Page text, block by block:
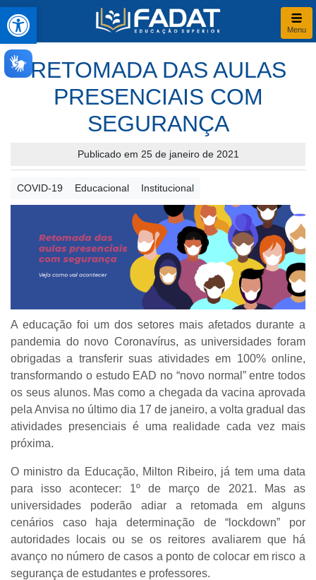
Abrir a barra de ferramentas
Menu
RETOMADA DAS AULAS
PRESENCIAIS COM
SEGURANÇA
Publicado em 25 de janeiro de 2021
COVID-19 Educacional Institucional
A educação foi um dos setores mais afetados durante a
pandemia do novo Coronavírus, as universidades foram
obrigadas a transferir suas atividades em 100% online,
transformando o estudo EAD no “novo normal” entre todos
os seus alunos. Mas como a chegada da vacina aprovada
pela Anvisa no último dia 17 de janeiro, a volta gradual das
atividades presenciais é uma realidade cada vez mais
próxima.
O ministro da Educação, Milton Ribeiro, já tem uma data
para isso acontecer: 1º de março de 2021. Mas as
universidades poderão adiar a retomada em alguns
cenários caso haja determinação de “lockdown” por
autoridades locais ou se os reitores avaliarem que há
avanço no número de casos a ponto de colocar em risco a
segurança de estudantes e professores.